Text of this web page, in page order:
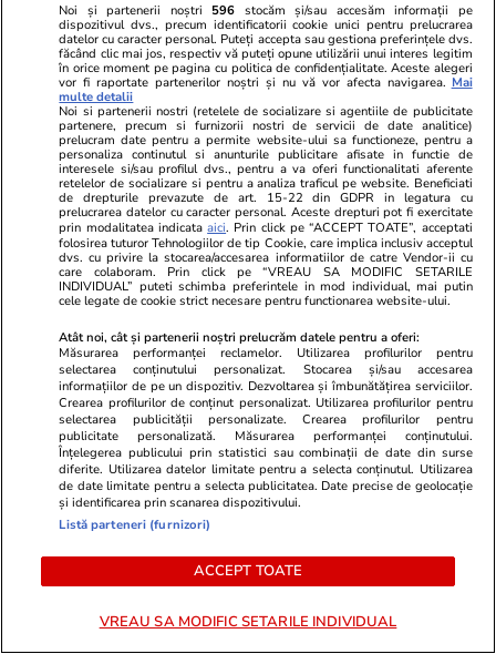
Știri România 10:10
Dragoș Tănase, șeful Gabriel
Resources, părăsește compania
după eșecul definitiv al
proiectului minier de la Roșia
Montană
Exclusiv
Știri România 10:00
Un IT-ist moldovean a creat cu
AI harta deportărilor staliniste
din Basarabia. Mihai Focsa: „Mi-
au scris mai mulți oameni că și-
au găsit bunicii și rudele pe
platformă”
Știri România
Absolvenții de la liceele
tehnologice și școlile
profesionale pot primi 1.500 de
Noi și partenerii noștri 596 stocăm și/sau accesăm informații pe
dispozitivul dvs., precum identificatorii cookie unici pentru prelucrarea
datelor cu caracter personal. Puteți accepta sau gestiona preferințele dvs.
făcând clic mai jos, respectiv vă puteți opune utilizării unui interes legitim
în orice moment pe pagina cu politica de confidențialitate. Aceste alegeri
vor fi raportate partenerilor noștri și nu vă vor afecta navigarea. Mai
multe detalii
Noi si partenerii nostri (retelele de socializare si agentiile de publicitate
partenere, precum si furnizorii nostri de servicii de date analitice)
prelucram date pentru a permite website-ului sa functioneze, pentru a
personaliza continutul si anunturile publicitare afisate in functie de
interesele si/sau profilul dvs., pentru a va oferi functionalitati aferente
retelelor de socializare si pentru a analiza traficul pe website. Beneficiati
de drepturile prevazute de art. 15-22 din GDPR in legatura cu
prelucrarea datelor cu caracter personal. Aceste drepturi pot fi exercitate
prin modalitatea indicataaici. Prin click pe “ACCEPT TOATE”, acceptati
folosirea tuturor Tehnologiilor de tip Cookie, care implica inclusiv acceptul
dvs. cu privire la stocarea/accesarea informatiilor de catre Vendor-ii cu
care colaboram. Prin click pe “VREAU SA MODIFIC SETARILE
INDIVIDUAL” puteti schimba preferintele in mod individual, mai putin
cele legate de cookie strict necesare pentru functionarea website-ului.
Atât noi, cât și partenerii noștri prelucrăm datele pentru a oferi:
Măsurarea performanței reclamelor. Utilizarea profilurilor pentru
selectarea conținutului personalizat. Stocarea și/sau accesarea
informațiilor de pe un dispozitiv. Dezvoltarea și îmbunătățirea serviciilor.
Crearea profilurilor de conținut personalizat. Utilizarea profilurilor pentru
selectarea publicității personalizate. Crearea profilurilor pentru
publicitate personalizată. Măsurarea performanței conținutului.
Înțelegerea publicului prin statistici sau combinații de date din surse
diferite. Utilizarea datelor limitate pentru a selecta conținutul. Utilizarea
de date limitate pentru a selecta publicitatea. Date precise de geolocație
și identificarea prin scanarea dispozitivului.
Listă parteneri (furnizori)
ACCEPT TOATE
VREAU SA MODIFIC SETARILE INDIVIDUAL